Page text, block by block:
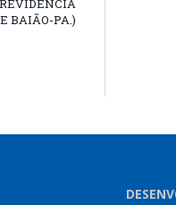
BAIÃO-PA.)